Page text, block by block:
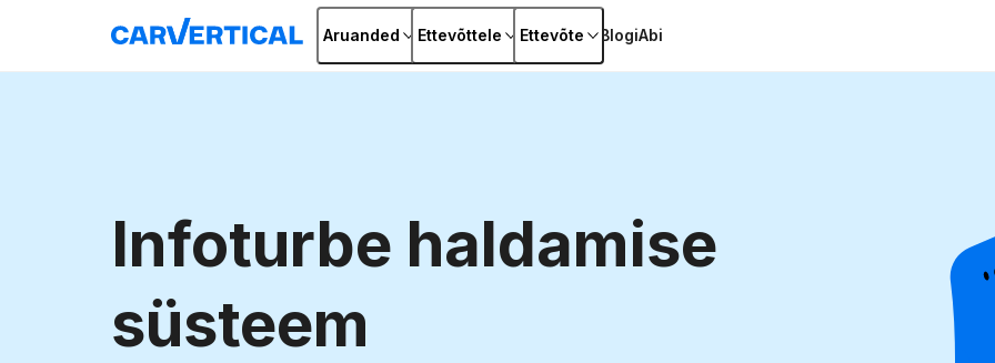
Aruanded Ettevõttele Ettevõte BlogiAbi
Infoturbe haldamise
süsteem